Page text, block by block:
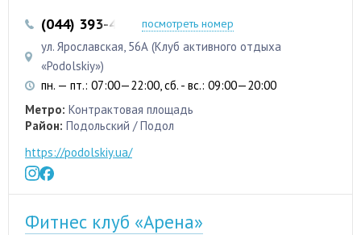
(044) 393-43-43 (044) 392-14-64
посмотреть номер
ул. Ярославская, 56А (Клуб активного отдыха
«Podolskiy»)
пн. — пт.: 07:00—22:00, сб. - вс.: 09:00—20:00
Метро: Контрактовая площадь
Район: Подольский / Подол
https://podolskiy.ua/
Фитнес клуб «Арена»